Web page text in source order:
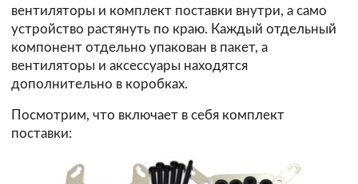
вентиляторы и комплект поставки внутри, а само
устройство растянуть по краю. Каждый отдельный
компонент отдельно упакован в пакет, а
вентиляторы и аксессуары находятся
дополнительно в коробках.
Посмотрим, что включает в себя комплект
поставки: